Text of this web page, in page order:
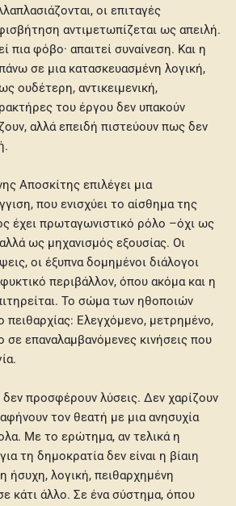
οι επιταγές
αντιμετωπίζεται ως απειλή.
πια φόβο· απαιτεί συναίνεση. Και η
σε μια κατασκευασμένη λογική,
ουδέτερη, αντικειμενική,
του έργου δεν υπακούν
αλλά επειδή πιστεύουν πως δεν
Αποσκίτης επιλέγει μια
που ενισχύει το αίσθημα της
έχει πρωταγωνιστικό ρόλο –όχι ως
ως μηχανισμός εξουσίας. Οι
οι έξυπνα δομημένοι διάλογοι
περιβάλλον, όπου ακόμα και η
Το σώμα των ηθοποιών
πειθαρχίας: Ελεγχόμενο, μετρημένο,
σε επαναλαμβανόμενες κινήσεις που
προσφέρουν λύσεις. Δεν χαρίζουν
τον θεατή με μια ανησυχία
Με το ερώτημα, αν τελικά η
τη δημοκρατία δεν είναι η βίαιη
ήσυχη, λογική, πειθαρχημένη
κάτι άλλο. Σε ένα σύστημα, όπου